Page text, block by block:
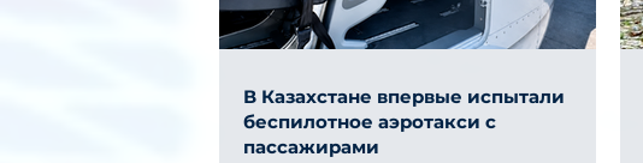
В Казахстане впервые испытали
беспилотное аэротакси с
пассажирами